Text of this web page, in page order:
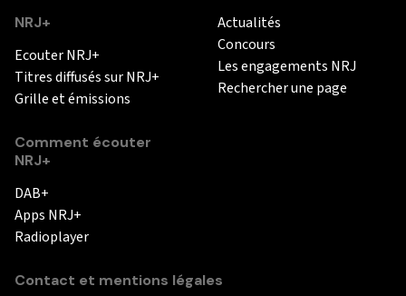
NRJ+
Ecouter NRJ+
Titres diffusés sur NRJ+
Grille et émissions
Comment écouter
NRJ+
DAB+
Apps NRJ+
Radioplayer
Actualités
Concours
Les engagements NRJ
Rechercher une page
Contact et mentions légales